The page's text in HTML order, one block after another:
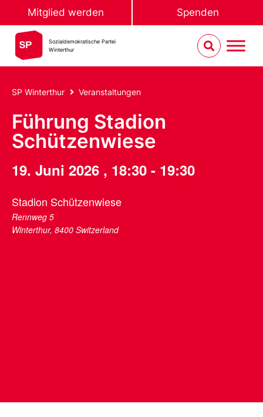
Mitglied werden Spenden
Sozialdemokratische Partei
Winterthur
SP Winterthur Veranstaltungen
Führung Stadion
Schützenwiese
19. Juni 2026 , 18:30 - 19:30
Stadion Schützenwiese
Rennweg 5
Winterthur, 8400 Switzerland